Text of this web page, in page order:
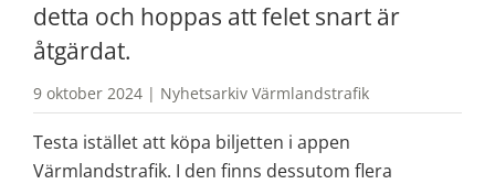
detta och hoppas att felet snart är
åtgärdat.
9 oktober 2024 | Nyhetsarkiv Värmlandstrafik
Testa istället att köpa biljetten i appen
Värmlandstrafik. I den finns dessutom flera